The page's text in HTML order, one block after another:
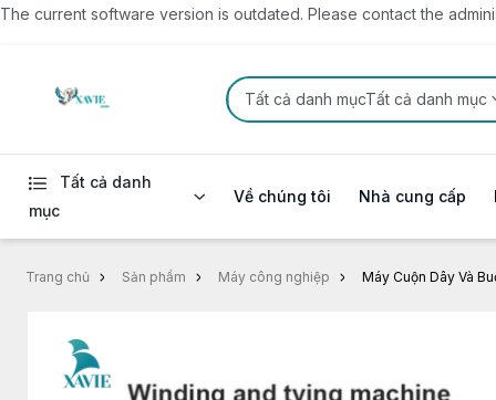
The current software version is outdated. Please contact the
Tất cả danh mụcTất cả danh mục
Tất cả danh
mục
Về chúng tôi Nhà cung cấp
Trang chủ Sản phẩm Máy công nghiệp Máy Cuộn Dây Và